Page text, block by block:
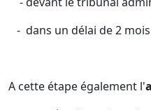
- dans un délai de 2
A cette étape également l'